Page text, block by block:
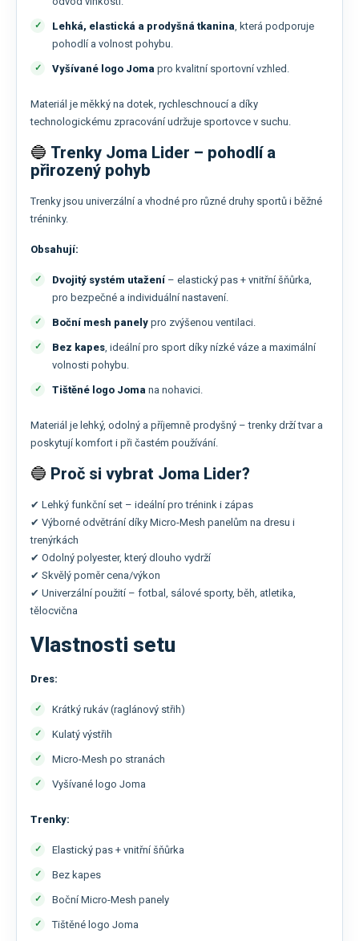
Lehká, elastická a prodyšná tkanina , která podporuje
pohodlí a volnost pohybu.
Vyšívané logo Joma pro kvalitní sportovní vzhled.
Materiál je měkký na dotek, rychleschnoucí a díky
technologickému zpracování udržuje sportovce v suchu.
🔵 Trenky Joma Lider – pohodlí a
přirozený pohyb
Trenky jsou univerzální a vhodné pro různé druhy sportů i běžné
tréninky.
Obsahují:
Dvojitý systém utažení – elastický pas + vnitřní šňůrka,
pro bezpečné a individuální nastavení.
Boční mesh panely pro zvýšenou ventilaci.
Bez kapes , ideální pro sport díky nízké váze a maximální
volnosti pohybu.
Tištěné logo Joma na nohavici.
Materiál je lehký, odolný a příjemně prodyšný – trenky drží tvar a
poskytují komfort i při častém používání.
🔵 Proč si vybrat Joma Lider?
✔ Lehký funkční set – ideální pro trénink i zápas
✔ Výborné odvětrání díky Micro-Mesh panelům na dresu i
trenýrkách
✔ Odolný polyester, který dlouho vydrží
✔ Skvělý poměr cena/výkon
✔ Univerzální použití – fotbal, sálové sporty, běh, atletika,
tělocvična
Vlastnosti setu
Dres:
Krátký rukáv (raglánový střih)
Kulatý výstřih
Micro-Mesh po stranách
Vyšívané logo Joma
Trenky:
Elastický pas + vnitřní šňůrka
Bez kapes
Boční Micro-Mesh panely
Tištěné logo Joma